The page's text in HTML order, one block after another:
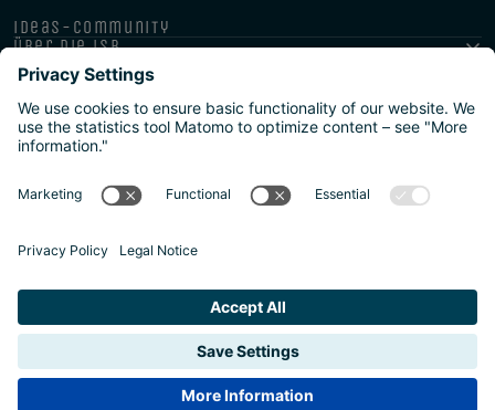
ideas-community
über die isb
public-private
programme
newsletter
presse
Barrierefreiheitserklärung
Safeguarding Policy